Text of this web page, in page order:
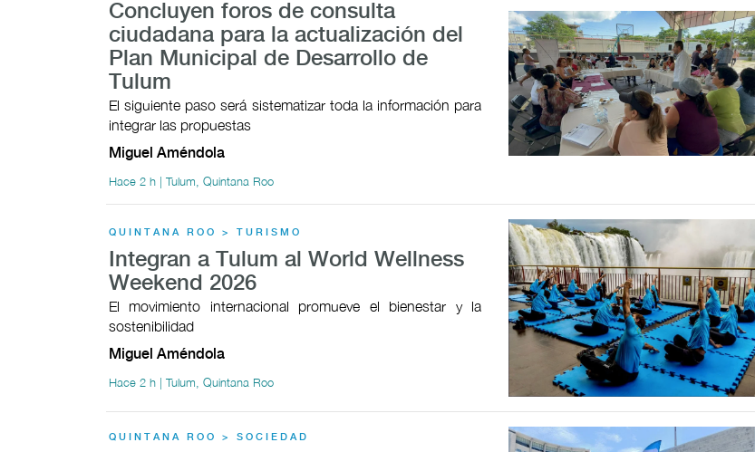
Concluyen foros de consulta
ciudadana para la actualización del
Plan Municipal de Desarrollo de
Tulum
El siguiente paso será sistematizar toda la información para
integrar las propuestas
Miguel Améndola
Hace 2 h | Tulum, Quintana Roo
QUINTANA ROO > TURISMO
Integran a Tulum al World Wellness
Weekend 2026
El movimiento internacional promueve el bienestar y la
sostenibilidad
Miguel Améndola
Hace 2 h | Tulum, Quintana Roo
QUINTANA ROO > SOCIEDAD